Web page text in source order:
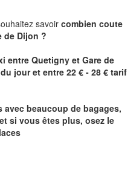
savoir combien coute
de Dijon ?
entre Quetigny et Gare de
jour et entre 22 € - 28 € tarif
beaucoup de bagages,
si vous êtes plus, osez le